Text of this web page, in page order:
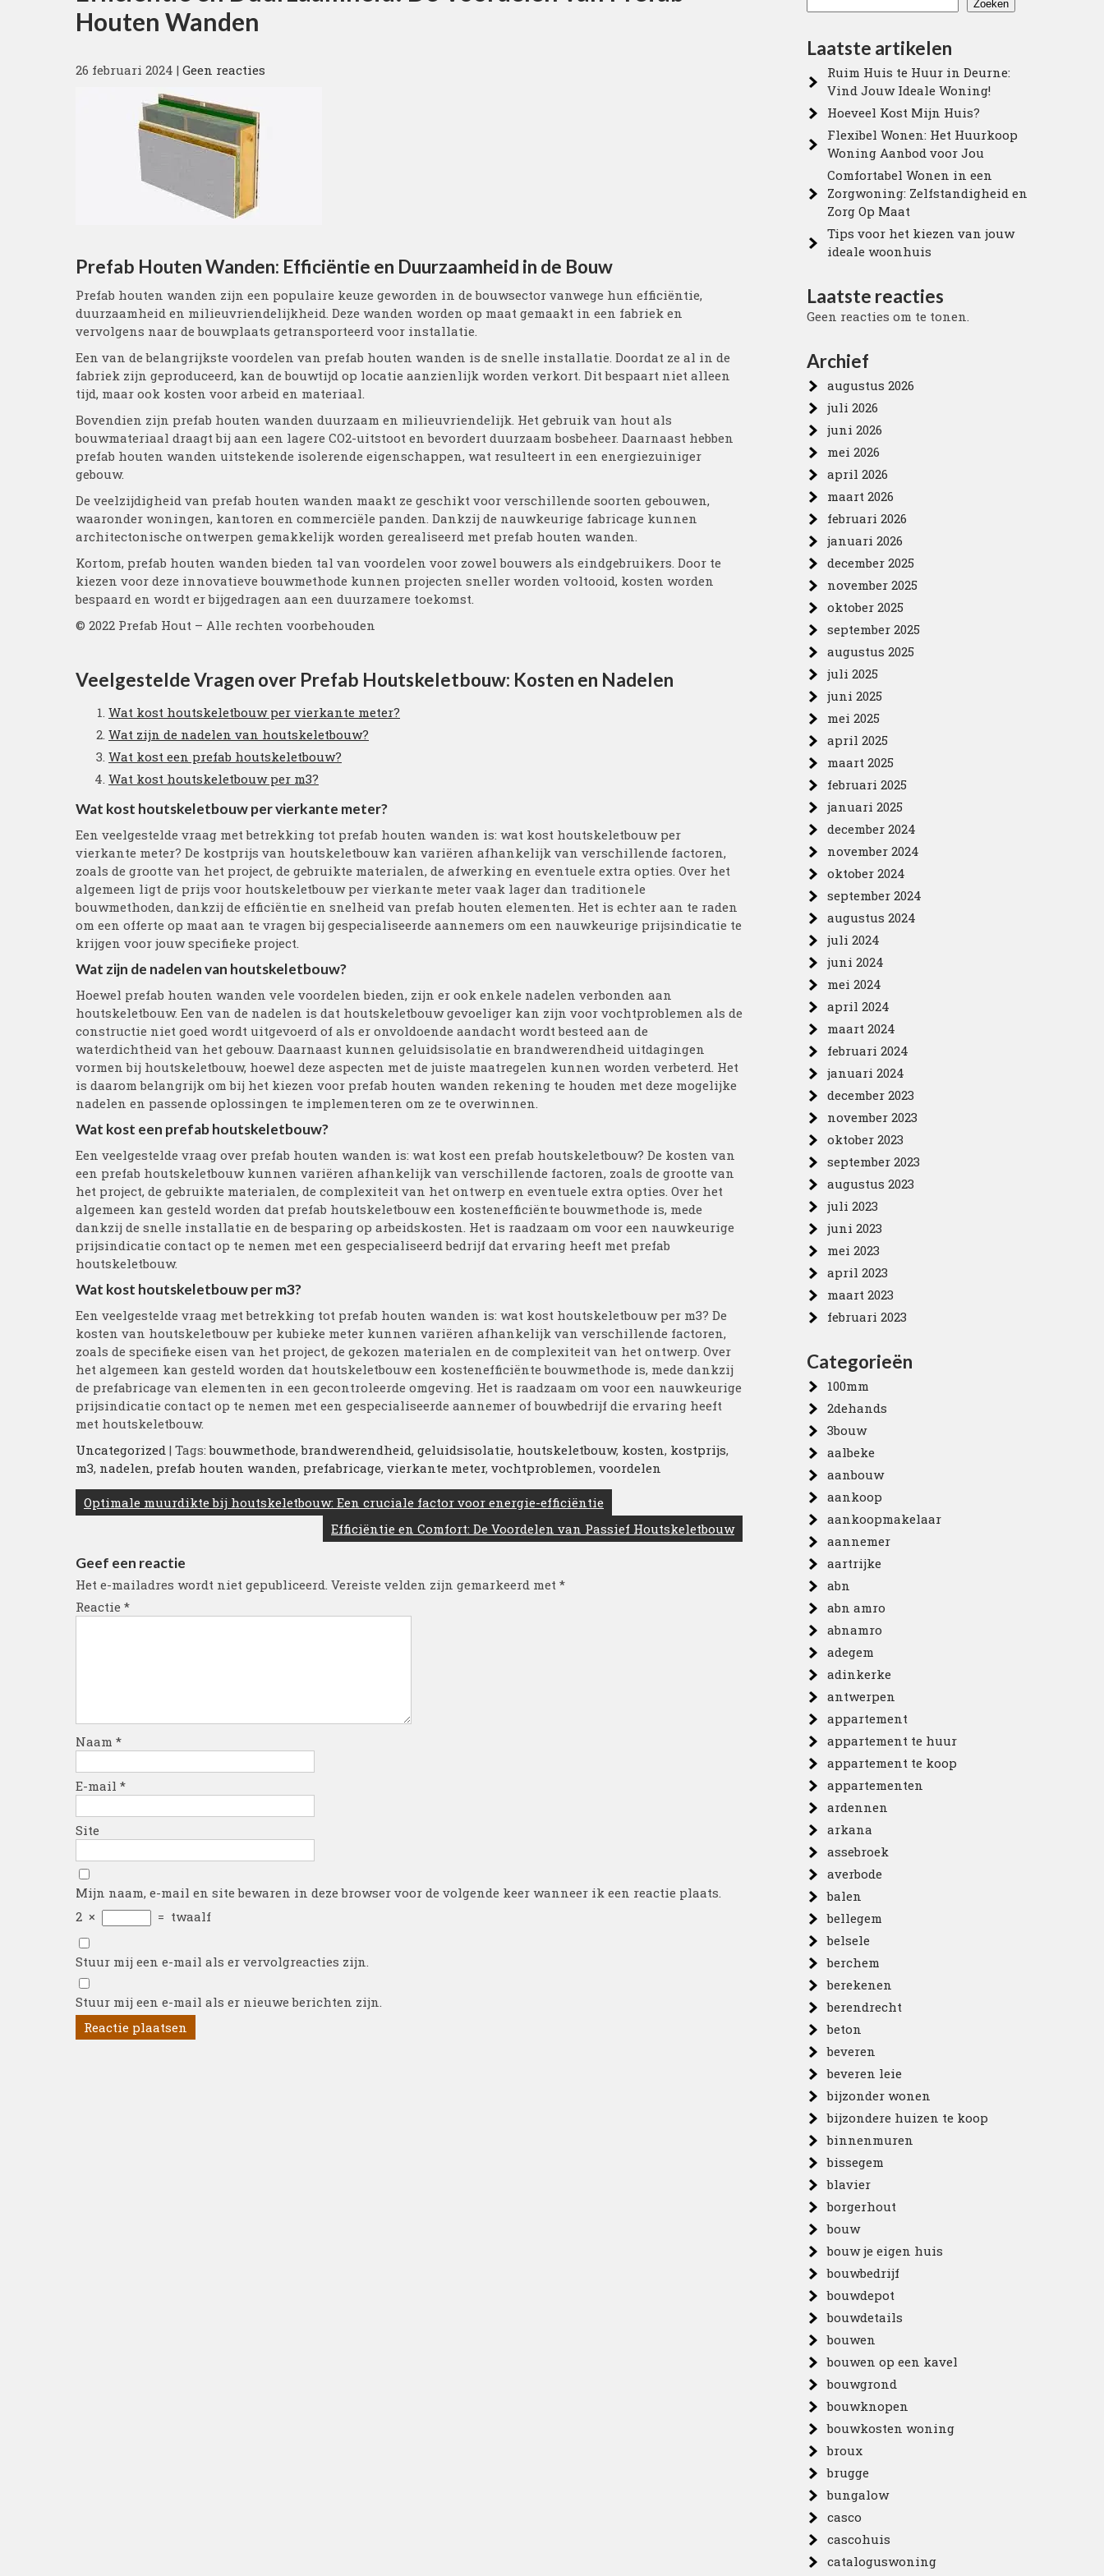
Houten Wanden
26 februari 2024 | Geen reacties
Prefab Houten Wanden: Efficiëntie en Duurzaamheid in de Bouw
Prefab houten wanden zijn een populaire keuze geworden in de bouwsector vanwege hun efficiëntie,
duurzaamheid en milieuvriendelijkheid. Deze wanden worden op maat gemaakt in een fabriek en
vervolgens naar de bouwplaats getransporteerd voor installatie.
Een van de belangrijkste voordelen van prefab houten wanden is de snelle installatie. Doordat ze al in de
fabriek zijn geproduceerd, kan de bouwtijd op locatie aanzienlijk worden verkort. Dit bespaart niet alleen
tijd, maar ook kosten voor arbeid en materiaal.
Bovendien zijn prefab houten wanden duurzaam en milieuvriendelijk. Het gebruik van hout als
bouwmateriaal draagt bij aan een lagere CO2-uitstoot en bevordert duurzaam bosbeheer. Daarnaast hebben
prefab houten wanden uitstekende isolerende eigenschappen, wat resulteert in een energiezuiniger
gebouw.
De veelzijdigheid van prefab houten wanden maakt ze geschikt voor verschillende soorten gebouwen,
waaronder woningen, kantoren en commerciële panden. Dankzij de nauwkeurige fabricage kunnen
architectonische ontwerpen gemakkelijk worden gerealiseerd met prefab houten wanden.
Kortom, prefab houten wanden bieden tal van voordelen voor zowel bouwers als eindgebruikers. Door te
kiezen voor deze innovatieve bouwmethode kunnen projecten sneller worden voltooid, kosten worden
bespaard en wordt er bijgedragen aan een duurzamere toekomst.
© 2022 Prefab Hout – Alle rechten voorbehouden
Veelgestelde Vragen over Prefab Houtskeletbouw: Kosten en Nadelen
Wat kost houtskeletbouw per vierkante meter?
Wat zijn de nadelen van houtskeletbouw?
Wat kost een prefab houtskeletbouw?
Wat kost houtskeletbouw per m3?
Wat kost houtskeletbouw per vierkante meter?
Een veelgestelde vraag met betrekking tot prefab houten wanden is: wat kost houtskeletbouw per
vierkante meter? De kostprijs van houtskeletbouw kan variëren afhankelijk van verschillende factoren,
zoals de grootte van het project, de gebruikte materialen, de afwerking en eventuele extra opties. Over het
algemeen ligt de prijs voor houtskeletbouw per vierkante meter vaak lager dan traditionele
bouwmethoden, dankzij de efficiëntie en snelheid van prefab houten elementen. Het is echter aan te raden
om een offerte op maat aan te vragen bij gespecialiseerde aannemers om een nauwkeurige prijsindicatie te
krijgen voor jouw specifieke project.
Wat zijn de nadelen van houtskeletbouw?
Hoewel prefab houten wanden vele voordelen bieden, zijn er ook enkele nadelen verbonden aan
houtskeletbouw. Een van de nadelen is dat houtskeletbouw gevoeliger kan zijn voor vochtproblemen als de
constructie niet goed wordt uitgevoerd of als er onvoldoende aandacht wordt besteed aan de
waterdichtheid van het gebouw. Daarnaast kunnen geluidsisolatie en brandwerendheid uitdagingen
vormen bij houtskeletbouw, hoewel deze aspecten met de juiste maatregelen kunnen worden verbeterd. Het
is daarom belangrijk om bij het kiezen voor prefab houten wanden rekening te houden met deze mogelijke
nadelen en passende oplossingen te implementeren om ze te overwinnen.
Wat kost een prefab houtskeletbouw?
Een veelgestelde vraag over prefab houten wanden is: wat kost een prefab houtskeletbouw? De kosten van
een prefab houtskeletbouw kunnen variëren afhankelijk van verschillende factoren, zoals de grootte van
het project, de gebruikte materialen, de complexiteit van het ontwerp en eventuele extra opties. Over het
algemeen kan gesteld worden dat prefab houtskeletbouw een kostenefficiënte bouwmethode is, mede
dankzij de snelle installatie en de besparing op arbeidskosten. Het is raadzaam om voor een nauwkeurige
prijsindicatie contact op te nemen met een gespecialiseerd bedrijf dat ervaring heeft met prefab
houtskeletbouw.
Wat kost houtskeletbouw per m3?
Een veelgestelde vraag met betrekking tot prefab houten wanden is: wat kost houtskeletbouw per m3? De
kosten van houtskeletbouw per kubieke meter kunnen variëren afhankelijk van verschillende factoren,
zoals de specifieke eisen van het project, de gekozen materialen en de complexiteit van het ontwerp. Over
het algemeen kan gesteld worden dat houtskeletbouw een kostenefficiënte bouwmethode is, mede dankzij
de prefabricage van elementen in een gecontroleerde omgeving. Het is raadzaam om voor een nauwkeurige
prijsindicatie contact op te nemen met een gespecialiseerde aannemer of bouwbedrijf die ervaring heeft
met houtskeletbouw.
Uncategorized | Tags:bouwmethode,brandwerendheid, geluidsisolatie, houtskeletbouw, kosten, kostprijs,
m3, nadelen, prefab houten wanden, prefabricage, vierkante meter, vochtproblemen, voordelen
Berichtnavigatie
Optimale muurdikte bij houtskeletbouw: Een cruciale factor voor energie-efficiëntie
Efficiëntie en Comfort: De Voordelen van Passief Houtskeletbouw
Geef een reactie
Het e-mailadres wordt niet gepubliceerd. Vereiste velden zijn gemarkeerd met *
Reactie *
Naam *
E-mail *
Site
Mijn naam, e-mail en site bewaren in deze browser voor de volgende keer wanneer ik een reactie plaats.
2 × = twaalf
Stuur mij een e-mail als er vervolgreacties zijn.
Stuur mij een e-mail als er nieuwe berichten zijn.
Zoeken
Laatste artikelen
Ruim Huis te Huur in Deurne:
Vind Jouw Ideale Woning!
Hoeveel Kost Mijn Huis?
Flexibel Wonen: Het Huurkoop
Woning Aanbod voor Jou
Comfortabel Wonen in een
Zorgwoning: Zelfstandigheid en
Zorg Op Maat
Tips voor het kiezen van jouw
ideale woonhuis
Laatste reacties
Geen reacties om te tonen.
Archief
augustus 2026
juli 2026
juni 2026
mei 2026
april 2026
maart 2026
februari 2026
januari 2026
december 2025
november 2025
oktober 2025
september 2025
augustus 2025
juli 2025
juni 2025
mei 2025
april 2025
maart 2025
februari 2025
januari 2025
december 2024
november 2024
oktober 2024
september 2024
augustus 2024
juli 2024
juni 2024
mei 2024
april 2024
maart 2024
februari 2024
januari 2024
december 2023
november 2023
oktober 2023
september 2023
augustus 2023
juli 2023
juni 2023
mei 2023
april 2023
maart 2023
februari 2023
Categorieën
100mm
2dehands
3bouw
aalbeke
aanbouw
aankoop
aankoopmakelaar
aannemer
aartrijke
abn
abn amro
abnamro
adegem
adinkerke
antwerpen
appartement
appartement te huur
appartement te koop
appartementen
ardennen
arkana
assebroek
averbode
balen
bellegem
belsele
berchem
berekenen
berendrecht
beton
beveren
beveren leie
bijzonder wonen
bijzondere huizen te koop
binnenmuren
bissegem
blavier
borgerhout
bouw
bouw je eigen huis
bouwbedrijf
bouwdepot
bouwdetails
bouwen
bouwen op een kavel
bouwgrond
bouwknopen
bouwkosten woning
broux
brugge
bungalow
casco
cascohuis
cataloguswoning